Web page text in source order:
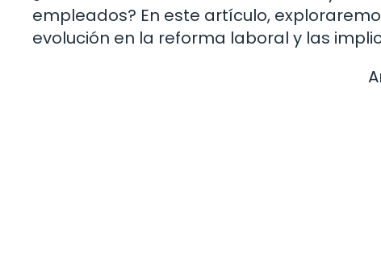
empleados? En este artículo,
evolución en la reforma laboral y las